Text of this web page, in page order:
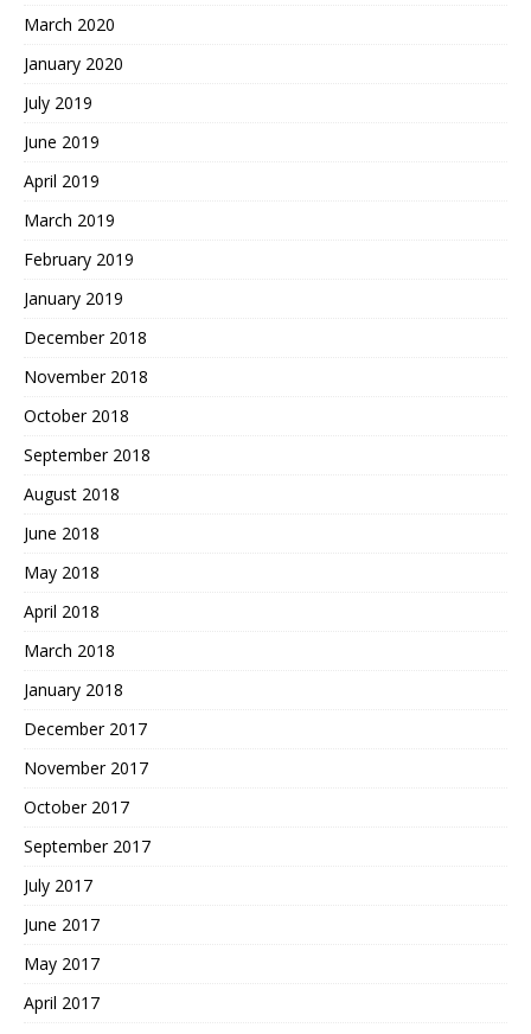
March 2020
January 2020
July 2019
June 2019
April 2019
March 2019
February 2019
January 2019
December 2018
November 2018
October 2018
September 2018
August 2018
June 2018
May 2018
April 2018
March 2018
January 2018
December 2017
November 2017
October 2017
September 2017
July 2017
June 2017
May 2017
April 2017